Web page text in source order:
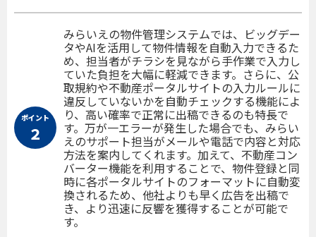
ポイント
２
みらいえの物件管理システムでは、ビッグデー
タやAIを活用して物件情報を自動入力できるた
め、担当者がチラシを見ながら手作業で入力し
ていた負担を大幅に軽減できます。さらに、公
取規約や不動産ポータルサイトの入力ルールに
違反していないかを自動チェックする機能によ
り、高い確率で正常に出稿できるのも特長で
す。万が一エラーが発生した場合でも、みらい
えのサポート担当がメールや電話で内容と対応
方法を案内してくれます。加えて、不動産コン
バーター機能を利用することで、物件登録と同
時に各ポータルサイトのフォーマットに自動変
換されるため、他社よりも早く広告を出稿で
き、より迅速に反響を獲得することが可能で
す。